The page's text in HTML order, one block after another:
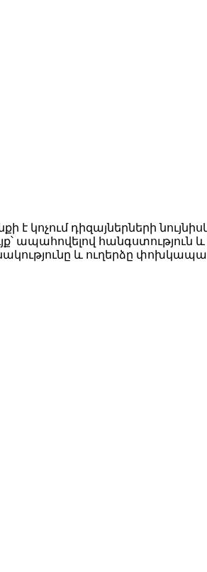
է կոչում դիզայներների
հանգստություն և
և ուղերձը